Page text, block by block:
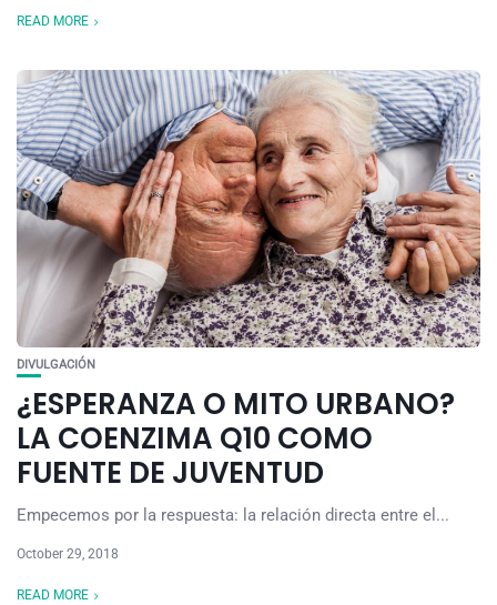
READ MORE
DIVULGACIÓN
¿ESPERANZA O MITO URBANO?
LA COENZIMA Q10 COMO
FUENTE DE JUVENTUD
Empecemos por la respuesta: la relación directa entre el...
October 29, 2018
READ MORE